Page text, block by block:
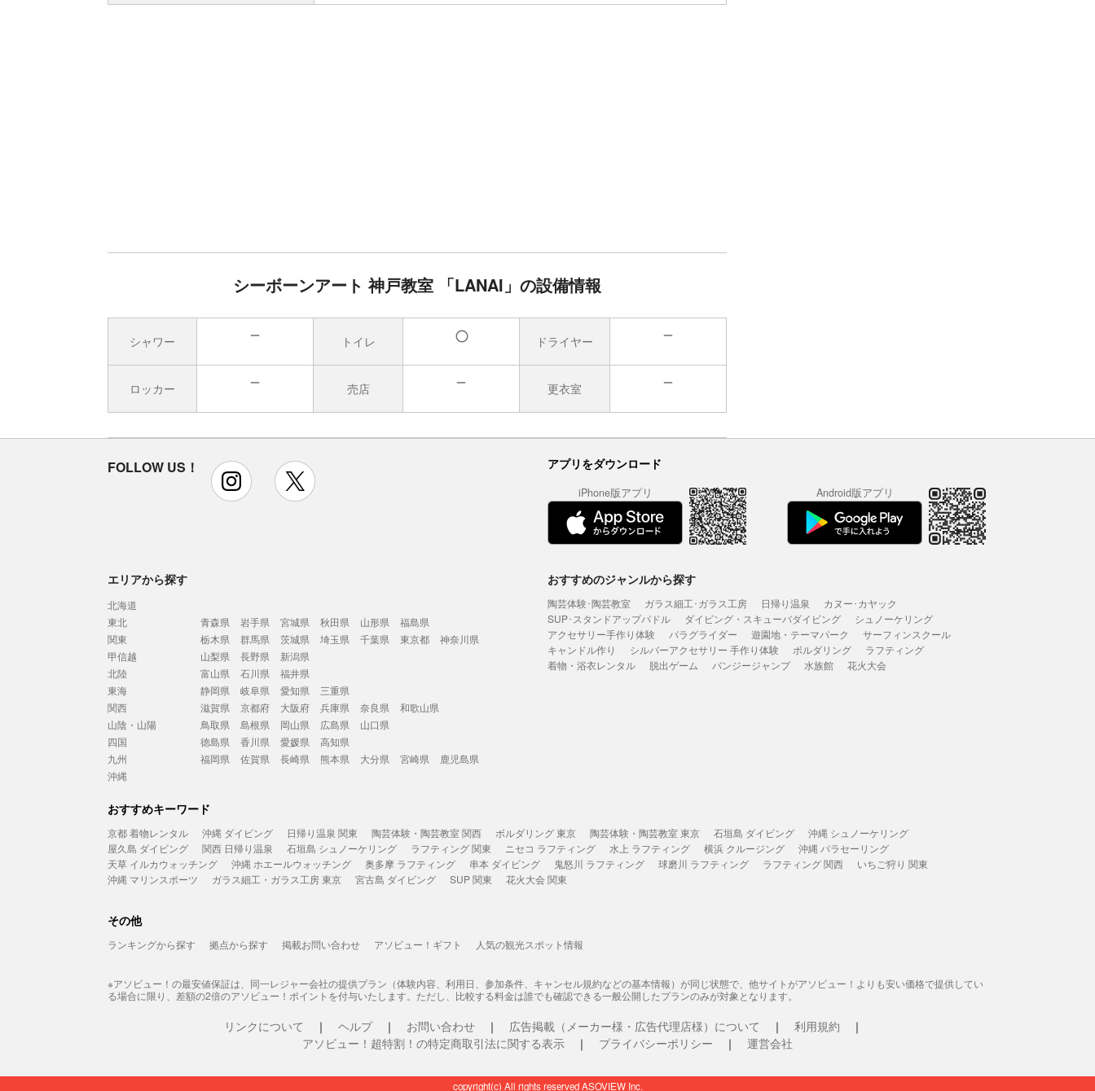
シーボーンアート 神戸教室 「LANAI」の設備情報
シャワー トイレ ドライヤー
ロッカー 売店 更衣室
FOLLOW US！ instagram アプリをダウンロード
iPhone版アプリ Android版アプリ
エリアから探す
北海道
東北
青森県 岩手県 宮城県 秋田県 山形県
福島県
関東
栃木県 群馬県 茨城県 埼玉県 千葉県 東京都
神奈川県
甲信越
山梨県 長野県
新潟県
北陸
富山県 石川県
福井県
東海
静岡県 岐阜県 愛知県
三重県
関西
滋賀県 京都府 大阪府 兵庫県 奈良県
和歌山県
山陰・山陽
鳥取県 島根県 岡山県 広島県
山口県
四国
徳島県 香川県 愛媛県
高知県
九州
福岡県 佐賀県 長崎県 熊本県 大分県 宮崎県
鹿児島県
沖縄
おすすめのジャンルから探す
陶芸体験･陶芸教室 ガラス細工･ガラス工房 日帰り温泉
カヌー･カヤック
SUP･スタンドアップパドル
ダイビング・スキューバダイビング
シュノーケリング
アクセサリー手作り体験
パラグライダー 遊園地・テーマパーク
サーフィンスクール
キャンドル作り
シルバーアクセサリー 手作り体験 ボルダリング
ラフティング
着物・浴衣レンタル
脱出ゲーム バンジージャンプ 水族館 花火大会
おすすめキーワード
京都 着物レンタル 沖縄 ダイビング 日帰り温泉 関東 陶芸体験・陶芸教室 関西 ボルダリング 東京 陶芸体験・陶芸教室 東京 石垣島 ダイビング
沖縄 シュノーケリング
屋久島 ダイビング
関西 日帰り温泉 石垣島 シュノーケリング ラフティング 関東 ニセコ ラフティング 水上 ラフティング 横浜 クルージング
沖縄 パラセーリング
天草 イルカウォッチング
沖縄 ホエールウォッチング 奥多摩 ラフティング 串本 ダイビング 鬼怒川 ラフティング 球磨川 ラフティング ラフティング 関西
いちご狩り 関東
沖縄 マリンスポーツ
ガラス細工・ガラス工房 東京 宮古島 ダイビング SUP 関東 花火大会 関東
その他
ランキングから探す 拠点から探す 掲載お問い合わせ アソビュー！ギフト 人気の観光スポット情報
※アソビュー！の最安値保証は、同一レジャー会社の提供プラン（体験内容、利用日、参加条件、キャンセル規約などの基本情報）が同じ状態で、他サイトがアソビュー！よりも安い価格で提供してい
る場合に限り、差額の2倍のアソビュー！ポイントを付与いたします。ただし、比較する料金は誰でも確認できる一般公開したプランのみが対象となります。
リンクについて ヘルプ お問い合わせ 広告掲載（メーカー様・広告代理店様）について
利用規約
アソビュー！超特割！の特定商取引法に関する表示
プライバシーポリシー 運営会社
copyright(c) All rights reserved ASOVIEW Inc.